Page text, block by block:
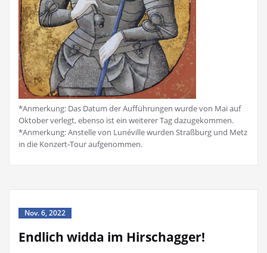
*Anmerkung: Das Datum der Aufführungen wurde von Mai auf
Oktober verlegt, ebenso ist ein weiterer Tag dazugekommen.
*Anmerkung: Anstelle von Lunéville wurden Straßburg und Metz
in die Konzert-Tour aufgenommen.
Nov. 6, 2022
Endlich widda im Hirschagger!